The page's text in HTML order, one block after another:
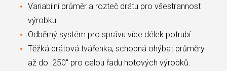
Variabilní průměr a rozteč drátu pro všestrannost
výrobku
Odběrný systém pro správu více délek potrubí
Těžká drátová tvářenka, schopná ohýbat průměry
až do .250″ pro celou řadu hotových výrobků.